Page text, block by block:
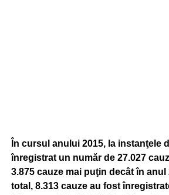
În cursul anului 2015, la instanţele
înregistrat un număr de 27.027
3.875 cauze mai puţin decât în anul
total, 8.313 cauze au fost